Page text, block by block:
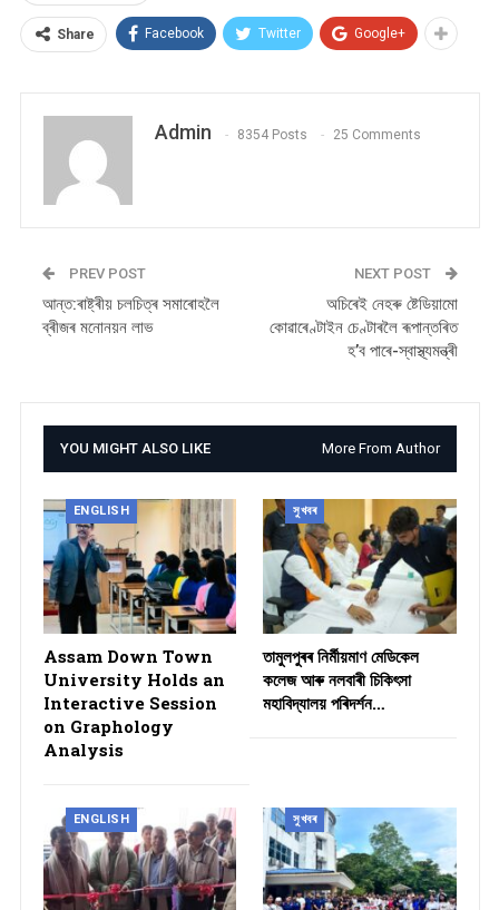
Share Facebook Twitter Google+
Admin 8354 Posts 25 Comments
PREV POST
আন্ত:ৰাষ্ট্ৰীয় চলচিত্ৰ সমাৰোহলৈ
ব্ৰীজৰ মনোনয়ন লাভ
NEXT POST
অচিৰেই নেহৰু ষ্টেডিয়ামো
কোৱাৰেণ্টাইন চেণ্টাৰলৈ ৰূপান্তৰিত
হ’ব পাৰে-স্বাস্থ্যমন্ত্ৰী
YOU MIGHT ALSO LIKE More From Author
ENGLISH
Assam Down Town
University Holds an
Interactive Session
on Graphology
Analysis
সুখবৰ
তামুলপুৰৰ নিৰ্মীয়মাণ মেডিকেল
কলেজ আৰু নলবাৰী চিকিৎসা
মহাবিদ্যালয় পৰিদৰ্শন…
ENGLISH সুখবৰ